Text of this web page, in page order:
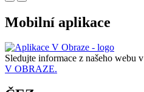
Mobilní aplikace
Sledujte informace z našeho webu v
V OBRAZE.